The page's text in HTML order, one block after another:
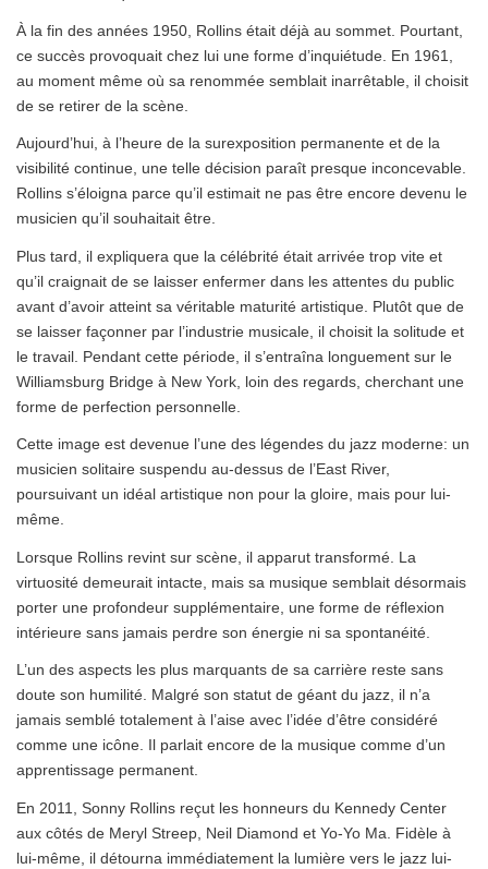
À la fin des années 1950, Rollins était déjà au sommet. Pourtant,
ce succès provoquait chez lui une forme d’inquiétude. En 1961,
au moment même où sa renommée semblait inarrêtable, il choisit
de se retirer de la scène.
Aujourd’hui, à l’heure de la surexposition permanente et de la
visibilité continue, une telle décision paraît presque inconcevable.
Rollins s’éloigna parce qu’il estimait ne pas être encore devenu le
musicien qu’il souhaitait être.
Plus tard, il expliquera que la célébrité était arrivée trop vite et
qu’il craignait de se laisser enfermer dans les attentes du public
avant d’avoir atteint sa véritable maturité artistique. Plutôt que de
se laisser façonner par l’industrie musicale, il choisit la solitude et
le travail. Pendant cette période, il s’entraîna longuement sur le
Williamsburg Bridge à New York, loin des regards, cherchant une
forme de perfection personnelle.
Cette image est devenue l’une des légendes du jazz moderne: un
musicien solitaire suspendu au-dessus de l’East River,
poursuivant un idéal artistique non pour la gloire, mais pour lui-
même.
Lorsque Rollins revint sur scène, il apparut transformé. La
virtuosité demeurait intacte, mais sa musique semblait désormais
porter une profondeur supplémentaire, une forme de réflexion
intérieure sans jamais perdre son énergie ni sa spontanéité.
L’un des aspects les plus marquants de sa carrière reste sans
doute son humilité. Malgré son statut de géant du jazz, il n’a
jamais semblé totalement à l’aise avec l’idée d’être considéré
comme une icône. Il parlait encore de la musique comme d’un
apprentissage permanent.
En 2011, Sonny Rollins reçut les honneurs du Kennedy Center
aux côtés de Meryl Streep, Neil Diamond et Yo-Yo Ma. Fidèle à
lui-même, il détourna immédiatement la lumière vers le jazz lui-